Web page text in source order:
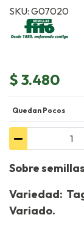
SKU: G07020
$ 3.480
Quedan Pocos
Sobre
Variedad:
Variado.